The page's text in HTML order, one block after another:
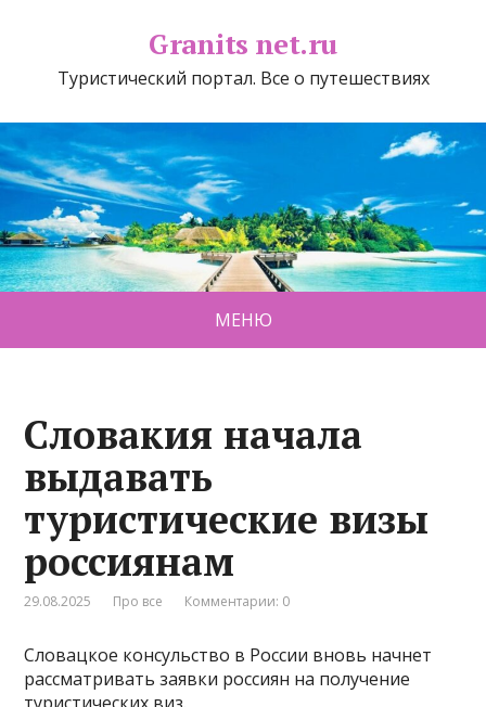
Granits net.ru
Туристический портал. Все о путешествиях
МЕНЮ
Словакия начала
выдавать
туристические визы
россиянам
29.08.2025 Про все Комментарии: 0
Словацкое консульство в России вновь начнет
рассматривать заявки россиян на получение